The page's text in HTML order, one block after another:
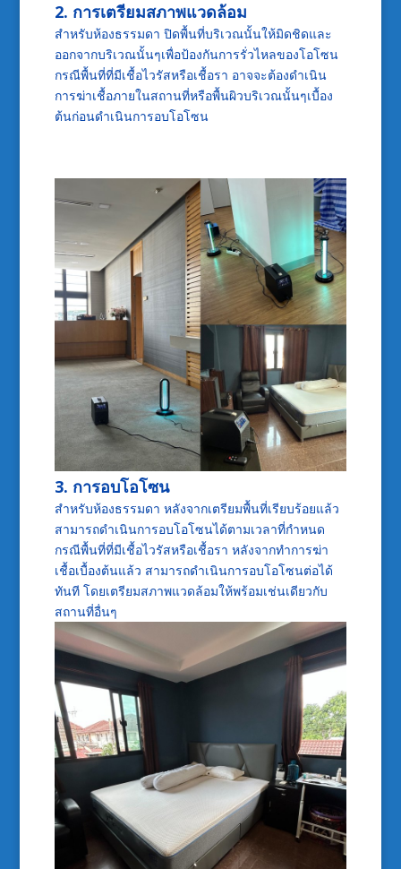
2. การเตรียมสภาพแวดล้อม
สำหรับห้องธรรมดา ปิดพื้นที่บริเวณนั้นให้มิดชิดและ
ออกจากบริเวณนั้นๆเพื่อป้องกันการรั่วไหลของโอโซน
กรณีพื้นที่ที่มีเชื้อไวรัสหรือเชื้อรา อาจจะต้องดำเนิน
การฆ่าเชื้อภายในสถานที่หรือพื้นผิวบริเวณนั้นๆเบื้อง
ต้นก่อนดำเนินการอบโอโซน
3. การอบโอโซน
สำหรับห้องธรรมดา หลังจากเตรียมพื้นที่เรียบร้อยแล้ว
สามารถดำเนินการอบโอโซนได้ตามเวลาที่กำหนด
กรณีพื้นที่ที่มีเชื้อไวรัสหรือเชื้อรา หลังจากทำการฆ่า
เชื้อเบื้องต้นแล้ว สามารถดำเนินการอบโอโซนต่อได้
ทันที โดยเตรียมสภาพแวดล้อมให้พร้อมเช่นเดียวกับ
สถานที่อื่นๆ